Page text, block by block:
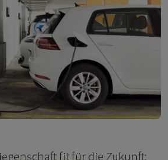
fit für die Zukunft: